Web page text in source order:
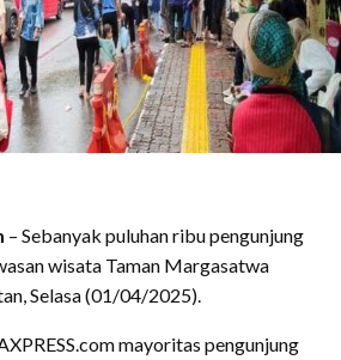
– Sebanyak puluhan ribu pengunjung
wisata Taman Margasatwa
Selasa (01/04/2025).
mayoritas pengunjung